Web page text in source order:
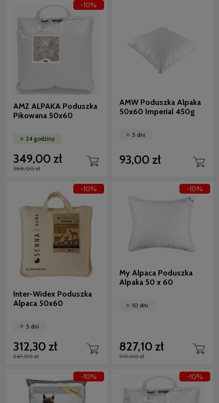
AMZ ALPAKA Poduszka
Pikowana 50x60
24 godziny
349,00 zł
388,00 zł
-10%
AMW Poduszka Alpaka
50x60 Imperial 450g
5 dni
93,00 zł
Inter-Widex Poduszka
Alpaca 50x60
5 dni
312,30 zł
347,00 zł
-10%
My Alpaca Poduszka
Alpaka 50 x 60
10 dni
827,10 zł
919,00 zł
-10%
-10% -10%